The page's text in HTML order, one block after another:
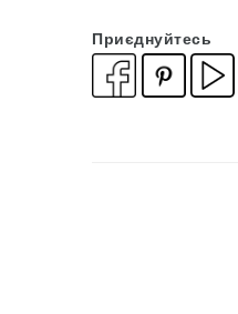
Приєднуйтесь